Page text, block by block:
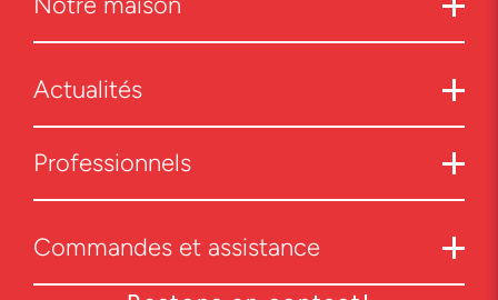
Actualités
Professionnels
Commandes et assistance